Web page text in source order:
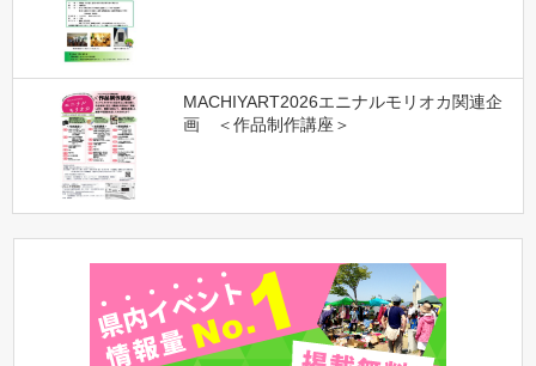
MACHIYART2026エニナルモリオカ関連企
画 ＜作品制作講座＞